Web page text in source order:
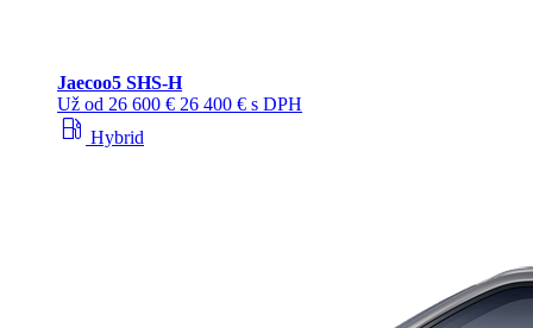
Jaecoo5 SHS-H
Už od 26 600 € 26 400 € s DPH
local_gas_station Hybrid